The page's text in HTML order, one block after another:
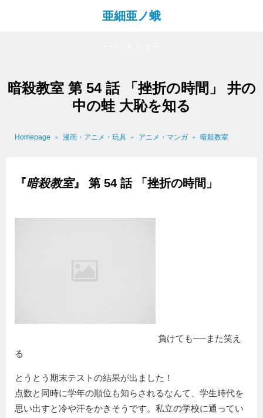
亜細亜ノ蛾
暗殺教室 第 54 話 「挫折の時間」 井の
中の蛙 大恥を知る
Homepage 漫画・アニメ・玩具 アニメ・マンガ 暗殺教室
『暗殺教室』 第 54 話 「挫折の時間」
負けても──また笑え
る
とうとう期末テストの結果が出ました！
点数と同時に学年の順位も知らされるなんて、学生時代を
思い出すと冷や汗をかきそうです。私立の学校に通ってい